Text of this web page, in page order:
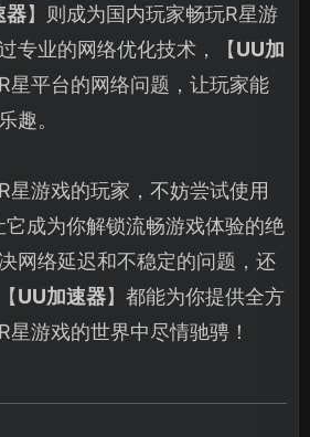
器】则成为国内玩家畅玩R星游
专业的网络优化技术，【UU加
星平台的网络问题，让玩家能
趣。
星游戏的玩家，不妨尝试使用
它成为你解锁流畅游戏体验的绝
网络延迟和不稳定的问题，还
UU加速器】都能为你提供全方
星游戏的世界中尽情驰骋！